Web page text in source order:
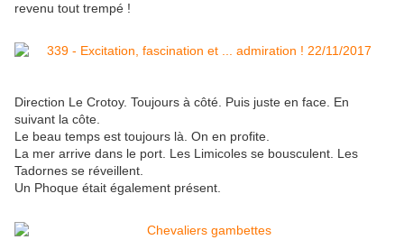
revenu tout trempé !
Direction Le Crotoy. Toujours à côté. Puis juste en face. En
suivant la côte.
Le beau temps est toujours là. On en profite.
La mer arrive dans le port. Les Limicoles se bousculent. Les
Tadornes se réveillent.
Un Phoque était également présent.